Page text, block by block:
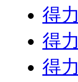
得
得
得